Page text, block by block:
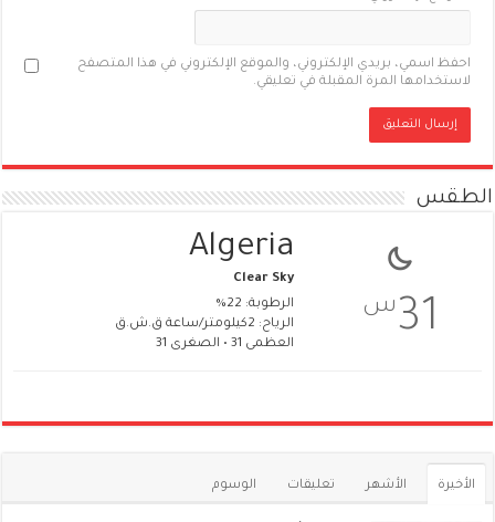
احفظ اسمي، بريدي الإلكتروني، والموقع الإلكتروني في هذا المتصفح
لاستخدامها المرة المقبلة في تعليقي.
الطقس
31 س
Algeria
Clear Sky
الرطوبة: 22%
الرياح: 2كيلومتر/ساعة ق.ش.ق‎
العظمى 31 • الصغرى 31
الأخيرة الأشهر تعليقات الوسوم